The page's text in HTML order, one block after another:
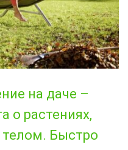
на даче –
о растениях,
Быстро